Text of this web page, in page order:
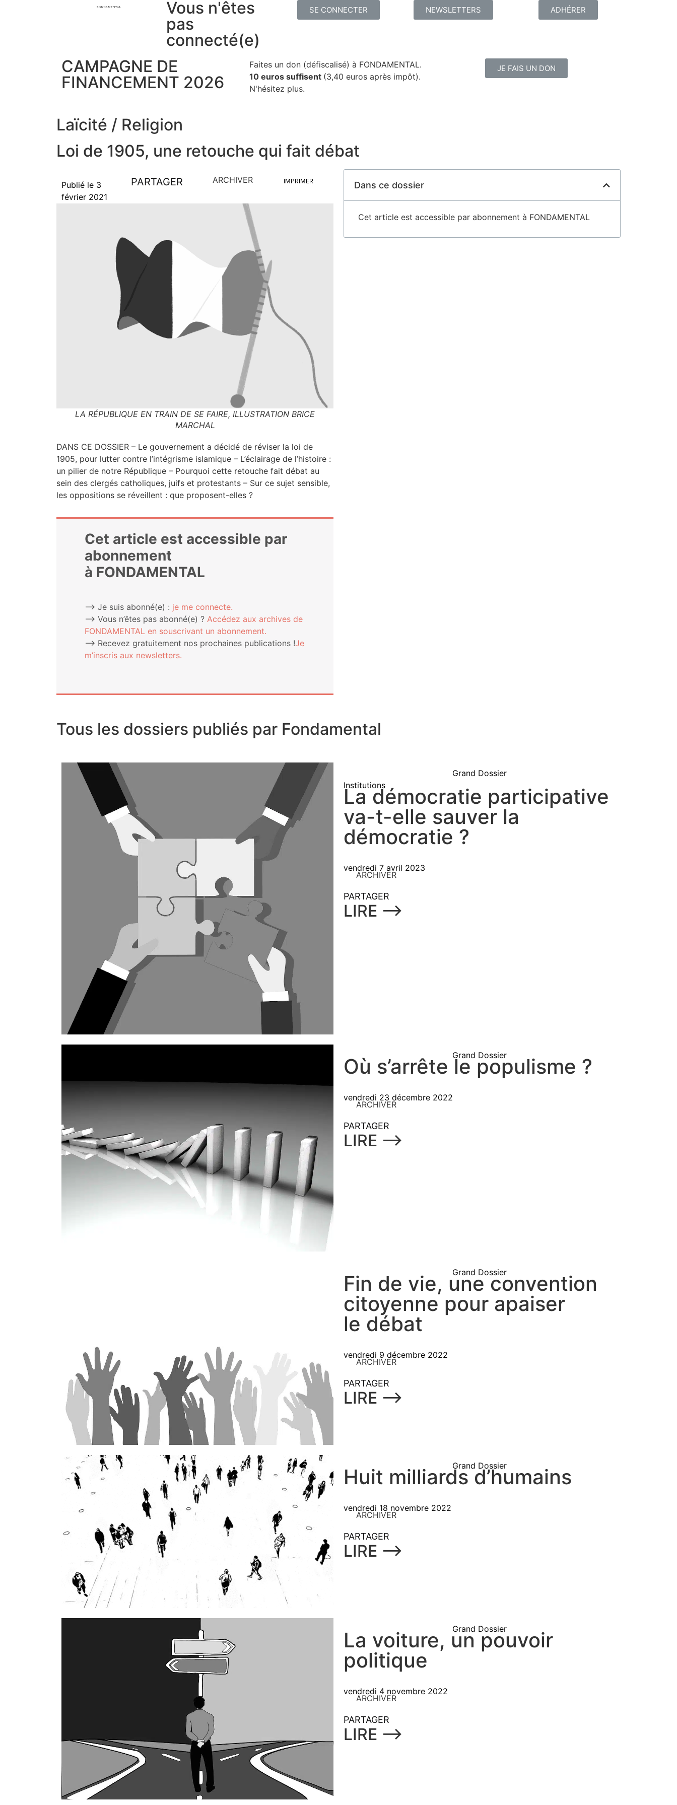
Vous n'êtes
pas
connecté(e)
SE CONNECTER NEWSLETTERS ADHÉRER
CAMPAGNE DE
FINANCEMENT 2026
Faites un don (défiscalisé) à FONDAMENTAL.
10 euros suffisent (3,40 euros après impôt).
N'hésitez plus.
JE FAIS UN DON
Laïcité / Religion
Loi de 1905, une retouche qui fait débat
Publié le 3
février 2021
PARTAGER ARCHIVER IMPRIMER
LA RÉPUBLIQUE EN TRAIN DE SE FAIRE, ILLUSTRATION BRICE
MARCHAL
DANS CE DOSSIER – Le gou­ver­ne­ment a déci­dé de révi­ser la loi de
1905, pour lut­ter contre l’in­té­grisme isla­mique – L’é­clai­rage de l’his­toire :
un pilier de notre Répu­blique – Pour­quoi cette retouche fait débat au
sein des cler­gés catho­liques, juifs et pro­tes­tants – Sur ce sujet sen­sible,
les oppo­si­tions se réveillent : que proposent-elles ?
Cet article est accessible par
abonnement
à FONDAMENTAL
⟶ Je suis abonné(e) : je me connecte.
⟶ Vous n’êtes pas abonné(e) ? Accé­dez aux archives de
FONDAMENTAL en sous­cri­vant un abonnement.
⟶ Rece­vez gra­tui­te­ment nos pro­chaines publi­ca­tions !Je
m’ins­cris aux newsletters.
Dans ce dossier
Cet article est accessible par abonnement à FONDAMENTAL
Tous les dossiers publiés par Fondamental
Grand Dossier
Institutions
La démocratie participative
va-t-elle sauver la
démocratie ?
vendredi 7 avril 2023
ARCHIVER
PARTAGER
LIRE ⟶
Grand Dossier
Où s’arrête le populisme ?
vendredi 23 décembre 2022
ARCHIVER
PARTAGER
LIRE ⟶
Grand Dossier
Fin de vie, une convention
citoyenne pour apaiser
le débat
vendredi 9 décembre 2022
ARCHIVER
PARTAGER
LIRE ⟶
Grand Dossier
Huit milliards d’humains
vendredi 18 novembre 2022
ARCHIVER
PARTAGER
LIRE ⟶
Grand Dossier
La voiture, un pouvoir
politique
vendredi 4 novembre 2022
ARCHIVER
PARTAGER
LIRE ⟶